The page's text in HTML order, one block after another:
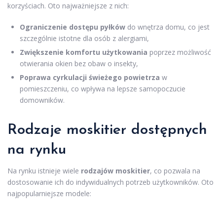
korzyściach. Oto najważniejsze z nich:
Ograniczenie dostępu pyłków do wnętrza domu, co jest
szczególnie istotne dla osób z alergiami,
Zwiększenie komfortu użytkowania poprzez możliwość
otwierania okien bez obaw o insekty,
Poprawa cyrkulacji świeżego powietrza w
pomieszczeniu, co wpływa na lepsze samopoczucie
domowników.
Rodzaje moskitier dostępnych
na rynku
Na rynku istnieje wiele rodzajów moskitier, co pozwala na
dostosowanie ich do indywidualnych potrzeb użytkowników. Oto
najpopularniejsze modele: